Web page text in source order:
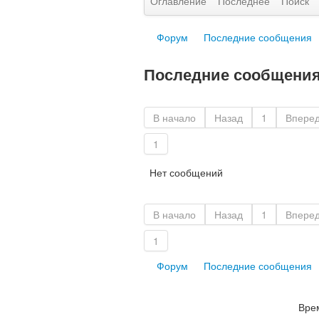
Форум Последние сообщения
Последние
В начало Назад 1
1
Нет сообщений
В начало Назад 1
1
Форум
Последние сообщения